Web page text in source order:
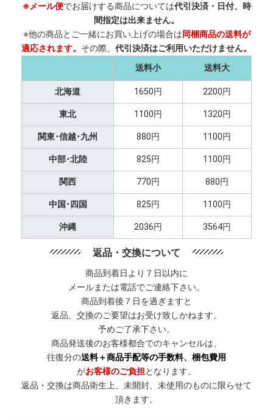
※メール便でお届けする商品については代引決済・日付、時
間指定は出来ません。
※他の商品とご一緒にお買い上げの場合は同梱商品の送料が
適応されます。 その際、 代引決済はご利用いただけません。
送料小
送料大
北海道 1650円 2200円
東北 1100円 1320円
関東･信越･九州 880円 1100円
中部･北陸 825円 1100円
関西 770円 880円
中国･四国 825円 1100円
沖縄 2036円 3564円
返品・交換について
商品到着日より７日以内に
メールまたは電話でご連絡下さい。
商品到着後７日を過ぎますと
返品、交換のご要望はお受け致しかねます。
予めご了承下さい。
商品発送後のお客様都合でのキャンセルは、
往復分の送料＋商品手配等の手数料、梱包費用
がお客様のご負担となります。
返品・交換は商品衛生上、未開封、未使用のものに限らせて
頂きます。